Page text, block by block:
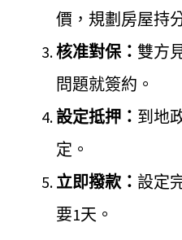
價，規劃房屋持
核准對保：雙方
問題就簽約。
設定抵押： 到地
定。
立即撥款： 設定
要1天。